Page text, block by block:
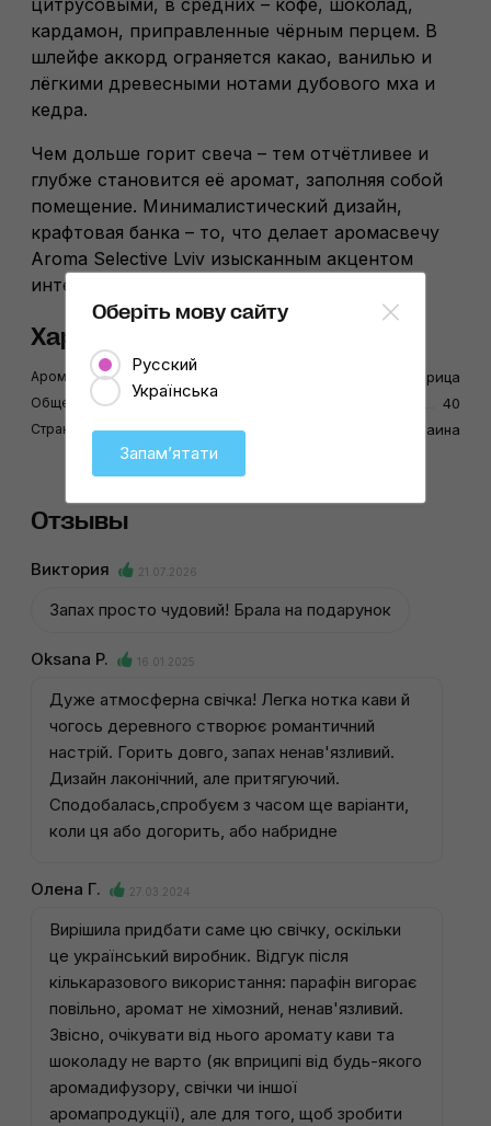
цитрусовыми, в средних – кофе, шоколад,
кардамон, приправленные чёрным перцем. В
шлейфе аккорд ограняется какао, ванилью и
лёгкими древесными нотами дубового мха и
кедра.
Чем дольше горит свеча – тем отчётливее и
глубже становится её аромат, заполняя собой
помещение. Минималистический дизайн,
крафтовая банка – то, что делает аромасвечу
Aroma Selective Lviv изысканным акцентом
интерьера каждого помещения.
Характеристики
Аромат Ваниль, Специй, Кедр, Корица
Общее время горения, ч 40
Страна-производитель Украина
Отзывы
Виктория 21.07.2026
Запах просто чудовий! Брала на подарунок
Oksana P. 16.01.2025
Дуже атмосферна свічка! Легка нотка кави й
чогось деревного створює романтичний
настрій. Горить довго, запах ненав'язливий.
Дизайн лаконічний, але притягуючий.
Сподобалась,спробуєм з часом ще варіанти,
коли ця або догорить, або набридне
Олена Г. 27.03.2024
Вирішила придбати саме цю свічку, оскільки
це український виробник. Відгук після
кількаразового використання: парафін вигорає
повільно, аромат не хімозний, ненав'язливий.
Звісно, очікувати від нього аромату кави та
шоколаду не варто (як вприципі від будь-якого
аромадифузору, свічки чи іншої
аромапродукції), але для того, щоб зробити
Оберіть мову сайту
Русский
Українська
Запамʼятати